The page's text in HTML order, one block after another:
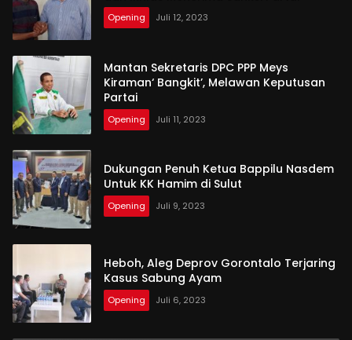
Opening Juli 12, 2023
Mantan Sekretaris DPC PPP Meys
Kiraman‘ Bangkit’, Melawan Keputusan
Partai
Opening Juli 11, 2023
Dukungan Penuh Ketua Bappilu Nasdem
Untuk KK Hamim di Sulut
Opening Juli 9, 2023
Heboh, Aleg Deprov Gorontalo Terjaring
Kasus Sabung Ayam
Opening Juli 6, 2023